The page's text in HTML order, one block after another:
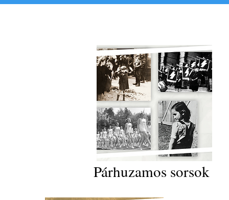
Párhuzamos sorsok